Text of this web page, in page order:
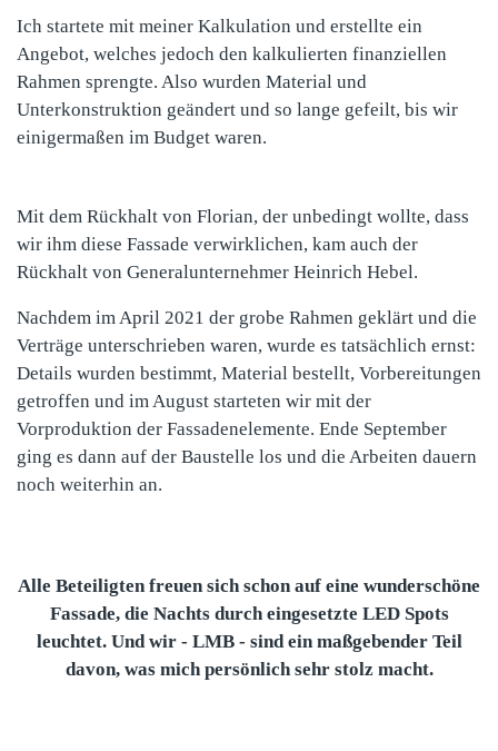
Ich startete mit meiner Kalkulation und erstellte ein
Angebot, welches jedoch den kalkulierten finanziellen
Rahmen sprengte. Also wurden Material und
Unterkonstruktion geändert und so lange gefeilt, bis wir
einigermaßen im Budget waren.
Mit dem Rückhalt von Florian, der unbedingt wollte, dass
wir ihm diese Fassade verwirklichen, kam auch der
Rückhalt von Generalunternehmer Heinrich Hebel.
Nachdem im April 2021 der grobe Rahmen geklärt und die
Verträge unterschrieben waren, wurde es tatsächlich ernst:
Details wurden bestimmt, Material bestellt, Vorbereitungen
getroffen und im August starteten wir mit der
Vorproduktion der Fassadenelemente. Ende September
ging es dann auf der Baustelle los und die Arbeiten dauern
noch weiterhin an.
Alle Beteiligten freuen sich schon auf eine wunderschöne
Fassade, die Nachts durch eingesetzte LED Spots
leuchtet. Und wir - LMB - sind ein maßgebender Teil
davon, was mich persönlich sehr stolz macht.